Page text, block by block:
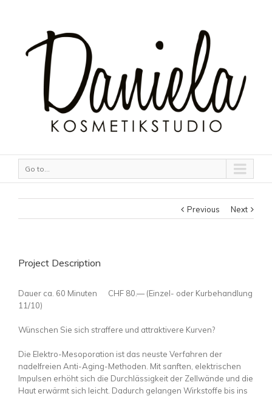
Go to...
Previous Next
Project Description
Dauer ca. 60 Minuten CHF 80.— (Einzel- oder Kurbehandlung
11/10)
Wünschen Sie sich straffere und attraktivere Kurven?
Die Elektro-Mesoporation ist das neuste Verfahren der
nadelfreien Anti-Aging-Methoden. Mit sanften, elektrischen
Impulsen erhöht sich die Durchlässigkeit der Zellwände und die
Haut erwärmt sich leicht. Dadurch gelangen Wirkstoffe bis ins